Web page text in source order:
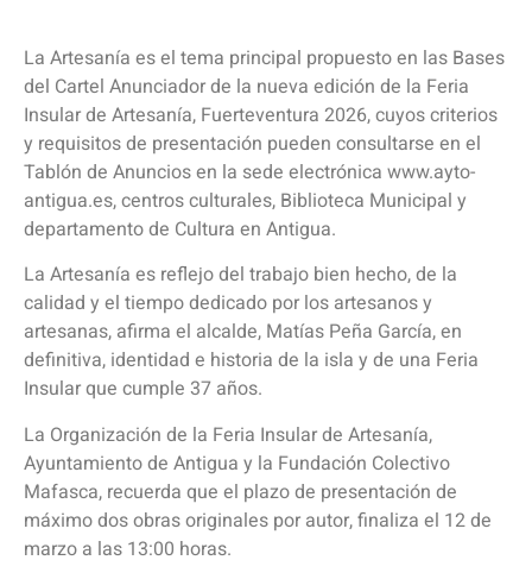
La Artesanía es el tema principal propuesto en las Bases
del Cartel Anunciador de la nueva edición de la Feria
Insular de Artesanía, Fuerteventura 2026, cuyos criterios
y requisitos de presentación pueden consultarse en el
Tablón de Anuncios en la sede electrónica www.ayto-
antigua.es, centros culturales, Biblioteca Municipal y
departamento de Cultura en Antigua.
La Artesanía es reflejo del trabajo bien hecho, de la
calidad y el tiempo dedicado por los artesanos y
artesanas, afirma el alcalde, Matías Peña García, en
definitiva, identidad e historia de la isla y de una Feria
Insular que cumple 37 años.
La Organización de la Feria Insular de Artesanía,
Ayuntamiento de Antigua y la Fundación Colectivo
Mafasca, recuerda que el plazo de presentación de
máximo dos obras originales por autor, finaliza el 12 de
marzo a las 13:00 horas.